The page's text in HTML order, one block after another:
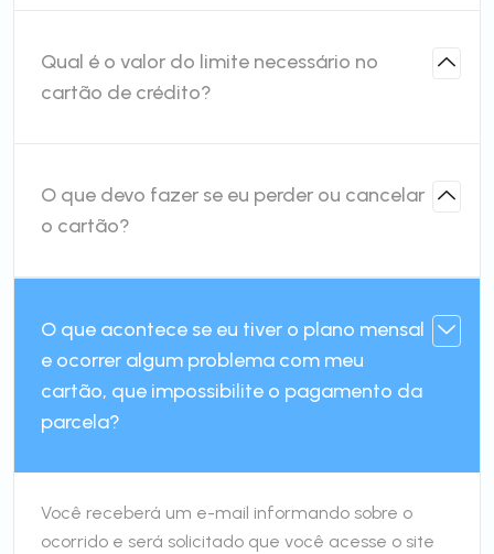
Qual é o valor do limite necessário no
cartão de crédito?
O que devo fazer se eu perder ou cancelar
o cartão?
O que acontece se eu tiver o plano mensal
e ocorrer algum problema com meu
cartão, que impossibilite o pagamento da
parcela?
Você receberá um e-mail informando sobre o
ocorrido e será solicitado que você acesse o site